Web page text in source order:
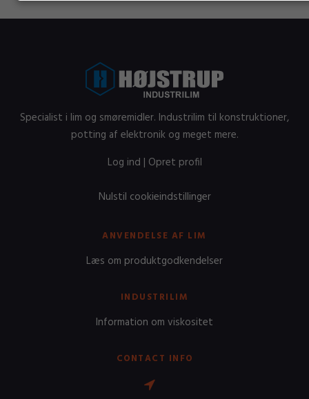
Specialist i lim og smøremidler. Industrilim til konstruktioner,
potting af elektronik og meget mere.
Log ind | Opret profil
Nulstil cookieindstillinger
ANVENDELSE AF LIM
Læs om produktgodkendelser
INDUSTRILIM
Information om viskositet
CONTACT INFO